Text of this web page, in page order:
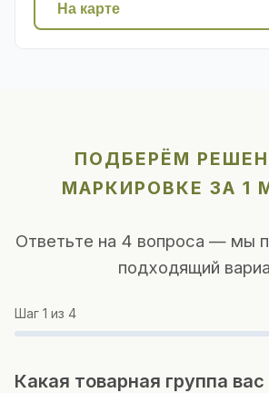
На карте
ПОДБЕРЁМ
МАРКИРОВКЕ ЗА 1
Ответьте на 4 вопроса — мы
подходящий
Шаг 1 из 4
Какая товарная группа